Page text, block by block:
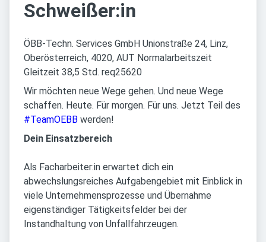
Schweißer:in
ÖBB-Techn. Services GmbH Unionstraße 24, Linz,
Oberösterreich, 4020, AUT Normalarbeitszeit
Gleitzeit 38,5 Std. req25620
Wir möchten neue Wege gehen. Und neue Wege
schaffen. Heute. Für morgen. Für uns. Jetzt Teil des
#TeamOEBB werden!
Dein Einsatzbereich
Als Facharbeiter:in erwartet dich ein
abwechslungsreiches Aufgabengebiet mit Einblick in
viele Unternehmensprozesse und Übernahme
eigenständiger Tätigkeitsfelder bei der
Instandhaltung von Unfallfahrzeugen.